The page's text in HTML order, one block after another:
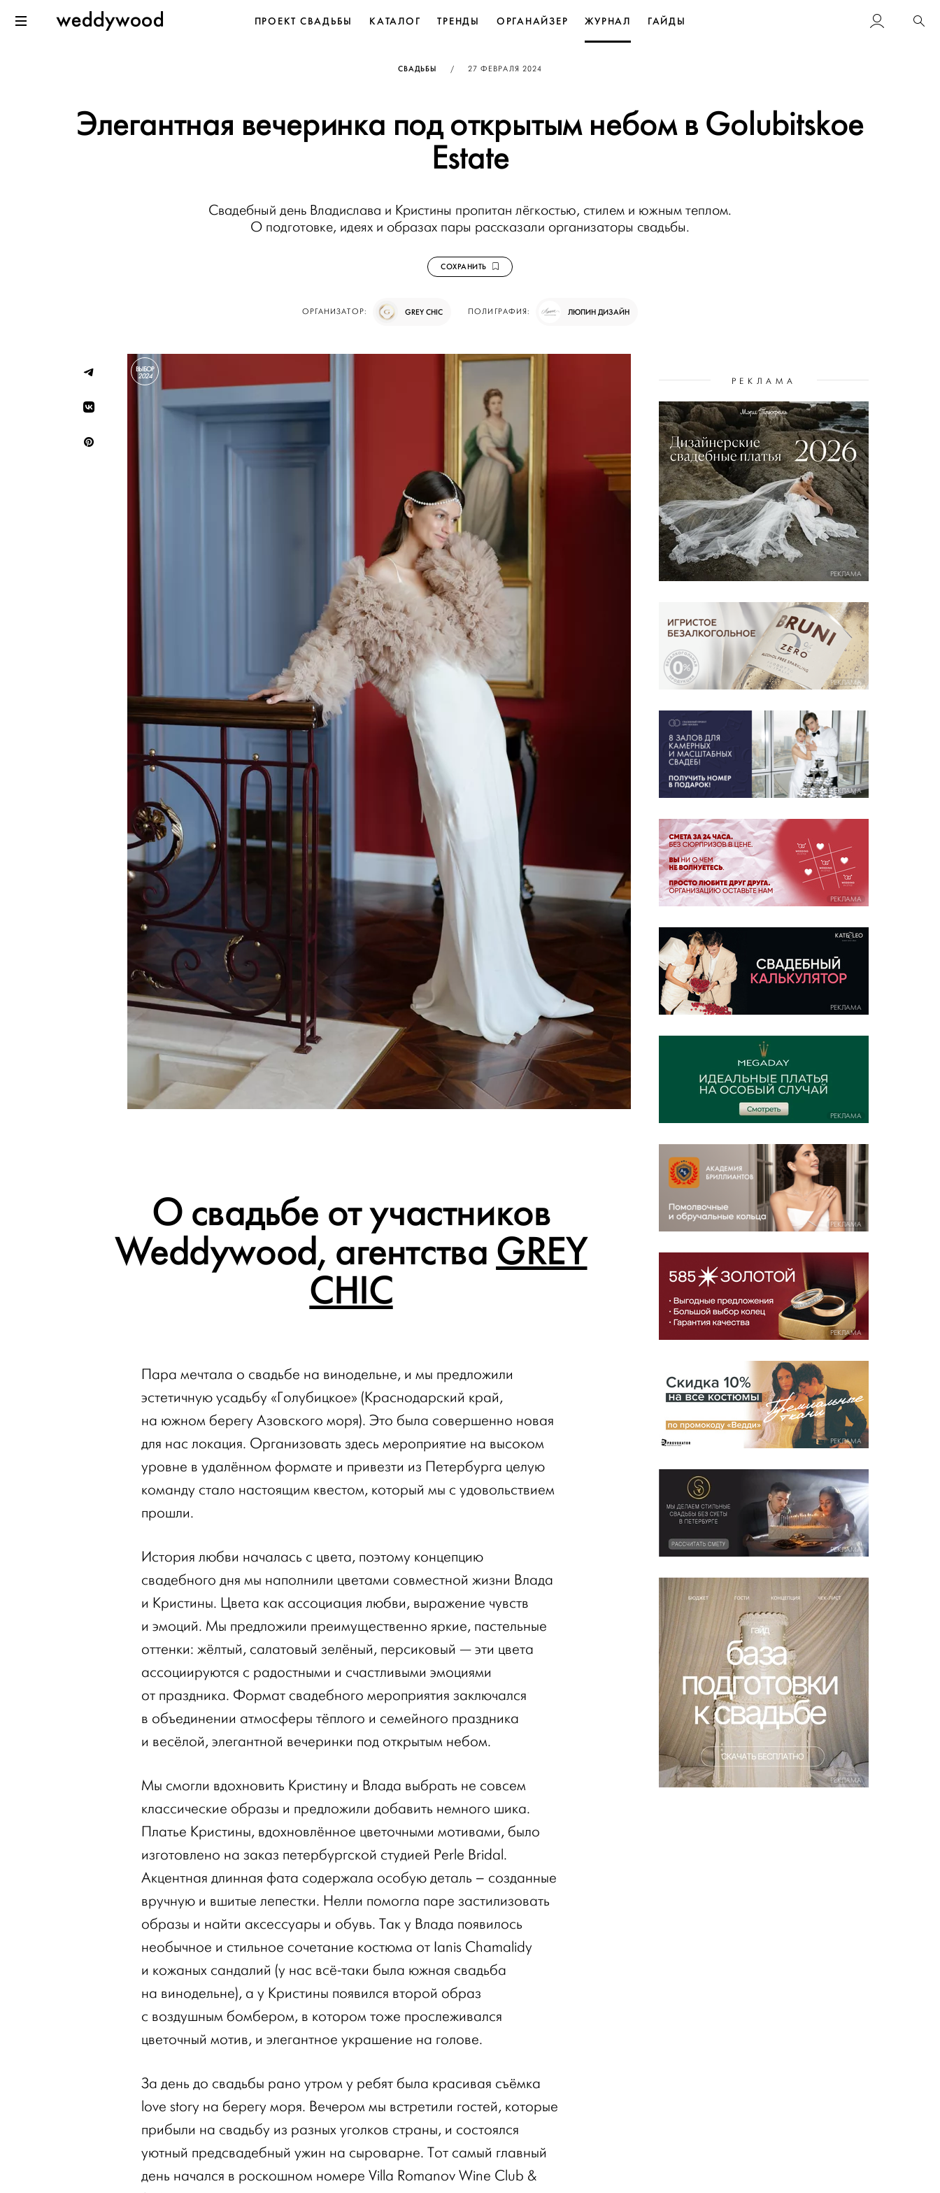
к содержанию
WeddywoodПРОЕКТ СВАДЬБЫ КАТАЛОГ ТРЕНДЫ ОРГАНАЙЗЕР ЖУРНАЛ ГАЙДЫ
СВАДЬБЫ / ОПУБЛИКОВАНО
27 ФЕВРАЛЯ 2024
Элегантная вечеринка под открытым небом в Golubitskoe
Estate
Свадебный день Владислава и Кристины пропитан лёгкостью, стилем и южным теплом.
О подготовке, идеях и образах пары рассказали организаторы свадьбы.
СОХРАНИТЬ
ОРГАНИЗАТОР: GREY CHIC ПОЛИГРАФИЯ: ЛЮПИН ДИЗАЙН
ВЫБОР
2024
О свадьбе от участников
Weddywood, агентства GREY
CHIC
Пара мечтала о свадьбе на винодельне, и мы предложили
эстетичную усадьбу «Голубицкое» (Краснодарский край,
на южном берегу Азовского моря). Это была совершенно новая
для нас локация. Организовать здесь мероприятие на высоком
уровне в удалённом формате и привезти из Петербурга целую
команду стало настоящим квестом, который мы с удовольствием
прошли.
История любви началась с цвета, поэтому концепцию
свадебного дня мы наполнили цветами совместной жизни Влада
и Кристины. Цвета как ассоциация любви, выражение чувств
и эмоций. Мы предложили преимущественно яркие, пастельные
оттенки: жёлтый, салатовый зелёный, персиковый — эти цвета
ассоциируются с радостными и счастливыми эмоциями
от праздника. Формат свадебного мероприятия заключался
в объединении атмосферы тёплого и семейного праздника
и весёлой, элегантной вечеринки под открытым небом.
Мы смогли вдохновить Кристину и Влада выбрать не совсем
классические образы и предложили добавить немного шика.
Платье Кристины, вдохновлённое цветочными мотивами, было
изготовлено на заказ петербургской студией Perle Bridal.
Акцентная длинная фата содержала особую деталь – созданные
вручную и вшитые лепестки. Нелли помогла паре застилизовать
образы и найти аксессуары и обувь. Так у Влада появилось
необычное и стильное сочетание костюма от Ianis Chamalidy
и кожаных сандалий (у нас всё-таки была южная свадьба
на винодельне), а у Кристины появился второй образ
с воздушным бомбером, в котором тоже прослеживался
цветочный мотив, и элегантное украшение на голове.
За день до свадьбы рано утром у ребят была красивая съёмка
love story на берегу моря. Вечером мы встретили гостей, которые
прибыли на свадьбу из разных уголков страны, и состоялся
уютный предсвадебный ужин на сыроварне. Тот самый главный
день начался в роскошном номере Villa Romanov Wine Club &
РЕКЛАМА
РЕКЛАМА
РЕКЛАМА
РЕКЛАМА
РЕКЛАМА
РЕКЛАМА
РЕКЛАМА
РЕКЛАМА
РЕКЛАМА
РЕКЛАМА
РЕКЛАМА
РЕКЛАМА